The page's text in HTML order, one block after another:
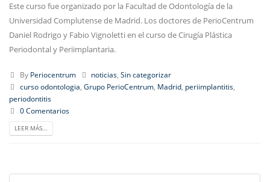
Este curso fue organizado por la Facultad de Odontología de la
Universidad Complutense de Madrid. Los doctores de PerioCentrum
Daniel Rodrigo y Fabio Vignoletti en el curso de Cirugía Plástica
Periodontal y Periimplantaria.
By Periocentrum noticias ,Sin categorizar
curso odontologia Grupo PerioCentrum, Madrid, periimplantitis,
periodontitis
0 Comentarios
LEER MÁS...